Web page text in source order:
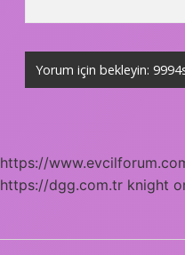
https://
https://dgg.com.tr knight